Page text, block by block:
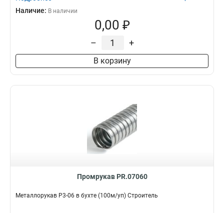
Наличие: В наличии
0,00 ₽
– +
В корзину
Промрукав PR.07060
Металлорукав Р3-06 в бухте (100м/уп) Строитель